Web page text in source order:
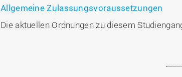
Allgemeine Zulassungsvoraussetzungen
Die aktuellen Ordnungen zu diesem